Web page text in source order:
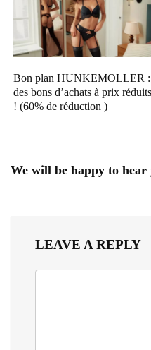
Bon plan HUNKEMOLLER :
des bons d’achats à prix réduits
! (60% de réduction )
We will be happy to
LEAVE A REPLY